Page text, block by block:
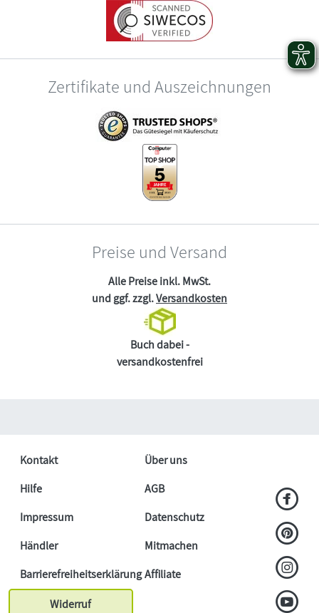
Zertifikate und Auszeichnungen
Preise und Versand
Alle Preise inkl. MwSt.
und ggf. zzgl.Versandkosten
Buch dabei -
versandkostenfrei
Kontakt
Über uns
Hilfe
AGB
Impressum
Datenschutz
Händler
Mitmachen
BarrierefreiheitserklärungAffiliate
Widerruf